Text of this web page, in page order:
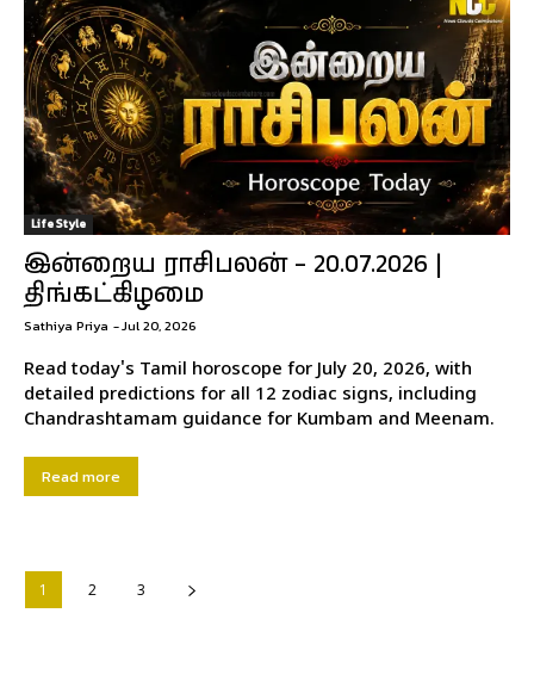
Life Style
இன்றைய ராசிபலன் – 20.07.2026 |
திங்கட்கிழமை
Sathiya Priya -Jul 20, 2026
Read today's Tamil horoscope for July 20, 2026, with
detailed predictions for all 12 zodiac signs, including
Chandrashtamam guidance for Kumbam and Meenam.
Read more
1 2 3